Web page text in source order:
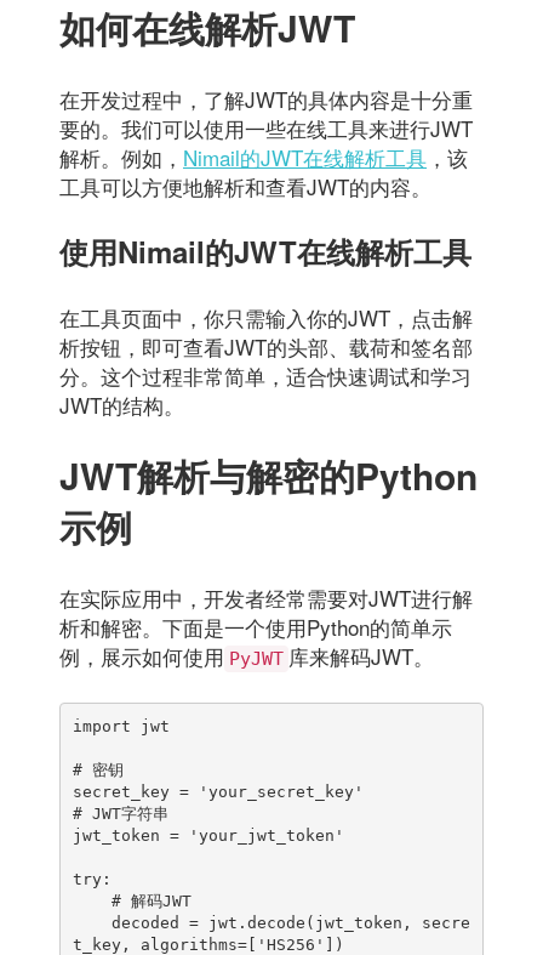
如何在线解析JWT
在开发过程中，了解JWT的具体内容是十分重
要的。我们可以使用一些在线工具来进行JWT
解析。例如， Nimail的JWT在线解析工具 ，该
工具可以方便地解析和查看JWT的内容。
使用Nimail的JWT在线解析工具
在工具页面中，你只需输入你的JWT，点击解
析按钮，即可查看JWT的头部、载荷和签名部
分。这个过程非常简单，适合快速调试和学习
JWT的结构。
JWT解析与解密的Python
示例
在实际应用中，开发者经常需要对JWT进行解
析和解密。下面是一个使用Python的简单示
例，展示如何使用 PyJWT 库来解码JWT。
import jwt
# 密钥
secret_key = 'your_secret_key'
# JWT字符串
jwt_token = 'your_jwt_token'
try:
t_key, algorithms=['HS256'])